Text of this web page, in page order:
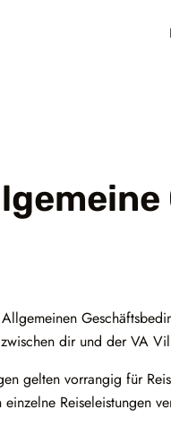
dir und der VA
gelten vorrangig für
Reiseleistungen